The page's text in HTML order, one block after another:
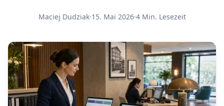
Maciej Dudziak·15. Mai 2026·4 Min. Lesezeit